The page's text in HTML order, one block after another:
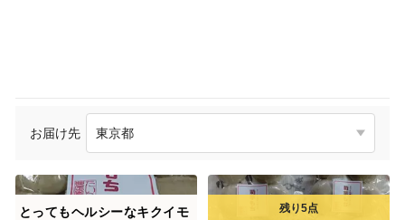
お届け先
とってもヘルシーなキクイモ